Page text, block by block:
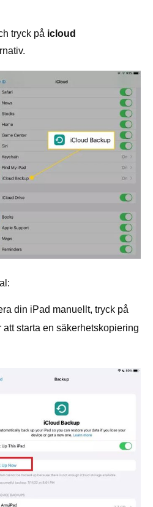
tryck på icloud
din iPad manuellt, tryck på
att starta en säkerhetskopiering